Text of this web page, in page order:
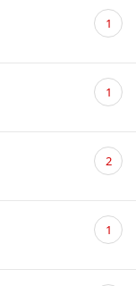
댓
글 1
댓
글 1
댓
글 2
댓
글 1